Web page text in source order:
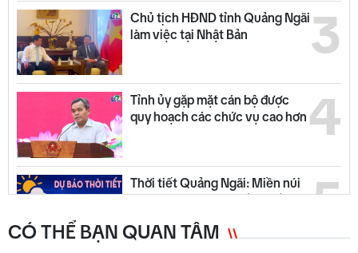
3
Chủ tịch HĐND tỉnh Quảng Ngãi
làm việc tại Nhật Bản
4
Tỉnh ủy gặp mặt cán bộ được
quy hoạch các chức vụ cao hơn
5
Thời tiết Quảng Ngãi: Miền núi
có mưa dông, đồng bằng nắng
CÓ THỂ BẠN QUAN TÂM